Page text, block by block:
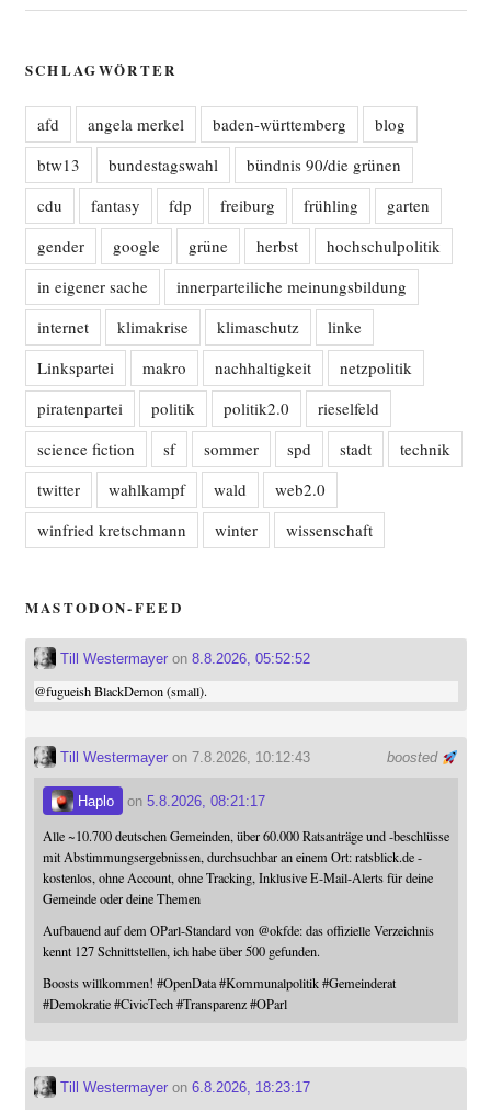
SCHLAGWÖRTER
afd angela merkel baden-württemberg
blog
btw13
bundestagswahl
bündnis 90/die grünen
cdu
fantasy fdp freiburg frühling
garten
gender
google grüne herbst
hochschulpolitik
in eigener sache
innerparteiliche meinungsbildung
internet
klimakrise klimaschutz
linke
Linkspartei
makro nachhaltigkeit
netzpolitik
piratenpartei
politik politik2.0
rieselfeld
science fiction
sf sommer spd stadt
technik
twitter
wahlkampf wald
web2.0
winfried kretschmann
winter wissenschaft
MASTODON-FEED
Till Westermayeron 8.8.2026, 05:52:52
@fugueishBlackDemon (small).
boosted
Till Westermayeron 7.8.2026, 10:12:43
Haplo on 5.8.2026, 08:21:17
Alle ~10.700 deutschen Gemeinden, über 60.000 Ratsanträge und -beschlüsse
mit Abstimmungsergebnissen, durchsuchbar an einem Ort: ratsblick.de -
kostenlos, ohne Account, ohne Tracking, Inklusive E-Mail-Alerts für deine
Gemeinde oder deine Themen
Aufbauend auf dem OParl-Standard von @okfde: das offizielle Verzeichnis
kennt 127 Schnittstellen, ich habe über 500 gefunden.
Boosts willkommen! #OpenData #Kommunalpolitik #Gemeinderat
#Demokratie #CivicTech #Transparenz #OParl
Till Westermayeron 6.8.2026, 18:23:17